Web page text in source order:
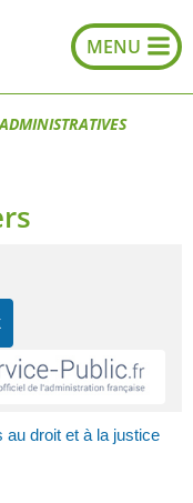
au droit et à la justice